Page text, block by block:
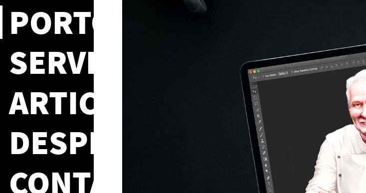
PORTOFOLIU
SERVICII
ARTICOLE
DESPRE NOI
CONTACT